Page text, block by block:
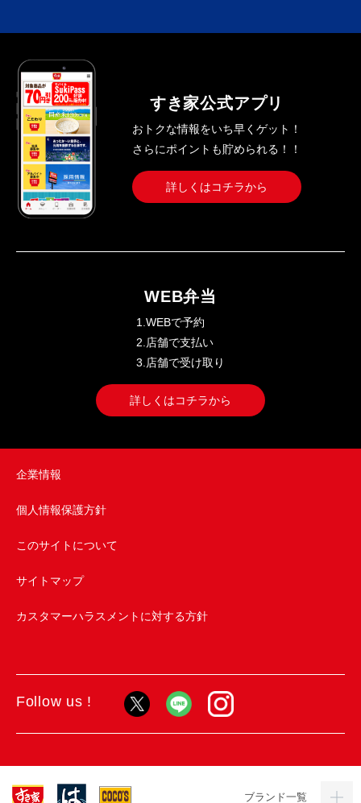
すき家公式アプリ
おトクな情報をいち早くゲット！
さらにポイントも貯められる！！
詳しくはコチラから
WEB弁当
1.WEBで予約
2.店舗で支払い
3.店舗で受け取り
詳しくはコチラから
企業情報
個人情報保護方針
このサイトについて
サイトマップ
カスタマーハラスメントに対する方針
Follow us !
ブランド一覧